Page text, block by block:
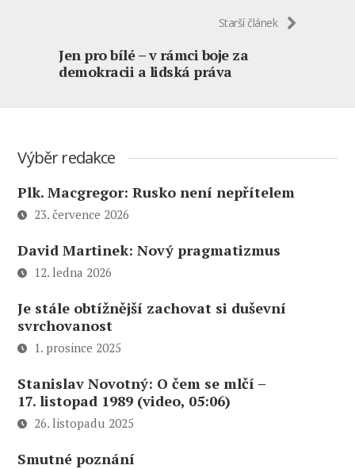
Starší článek
Jen pro bílé – v rámci boje za
demokracii a lidská práva
Výběr redakce
Plk. Macgregor: Rusko není nepřítelem
23. července 2026
David Martinek: Nový pragmatizmus
12. ledna 2026
Je stále obtížnější zachovat si duševní
svrchovanost
1. prosince 2025
Stanislav Novotný: O čem se mlčí –
17. listopad 1989 (video, 05:06)
26. listopadu 2025
Smutné poznání